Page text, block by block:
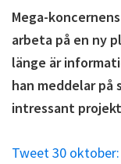
Mega-
arbeta på en ny
länge är
han meddelar på
intressant
Tweet 30 oktober: